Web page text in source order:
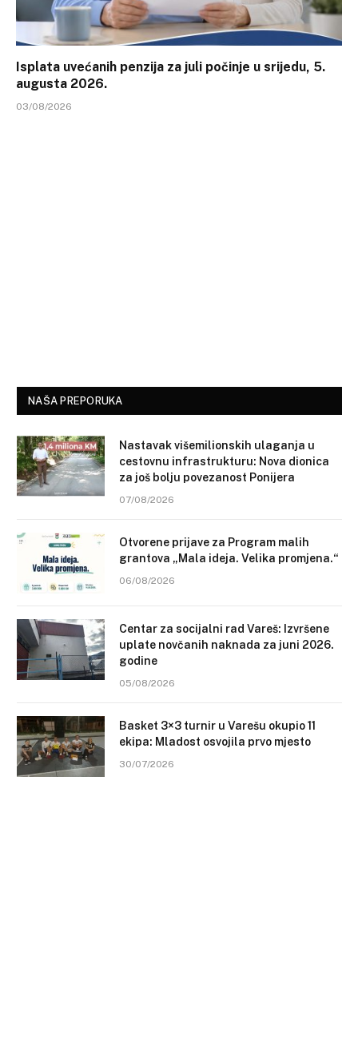
Isplata uvećanih penzija za juli počinje u srijedu, 5.
augusta 2026.
03/08/2026
NAŠA PREPORUKA
Nastavak višemilionskih ulaganja u
cestovnu infrastrukturu: Nova dionica
za još bolju povezanost Ponijera
07/08/2026
Otvorene prijave za Program malih
grantova „Mala ideja. Velika promjena.“
06/08/2026
Centar za socijalni rad Vareš: Izvršene
uplate novčanih naknada za juni 2026.
godine
05/08/2026
Basket 3×3 turnir u Varešu okupio 11
ekipa: Mladost osvojila prvo mjesto
30/07/2026